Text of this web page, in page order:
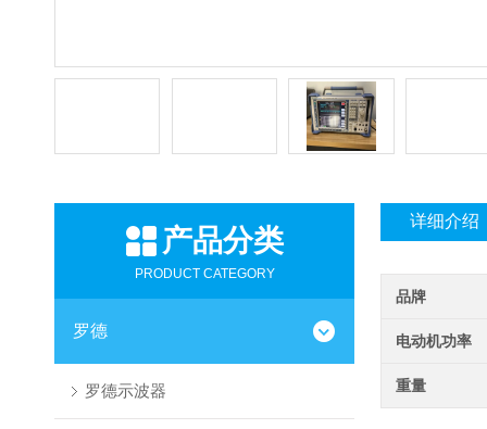
产品分类
PRODUCT CATEGORY
罗德
罗德示波器
详细介绍
品牌
电动机功率
重量